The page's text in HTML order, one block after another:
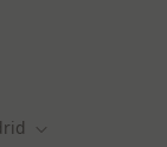
ciudad
Cambiar de